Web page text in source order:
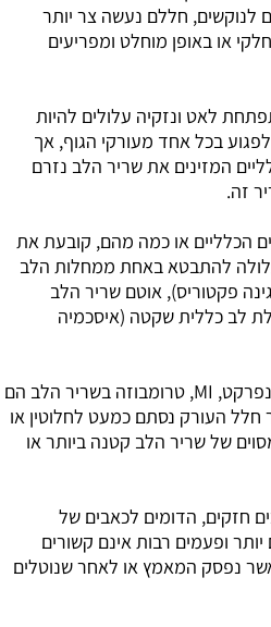
לנוקשים, חללם נעשה צר יותר
או באופן מוחלט ומפריעים
לאט ונזקיה עלולים להיות
בכל אחד מעורקי הגוף, אך
המזינים את שריר הלב נזרם
זה.
הכלליים או כמה מהם, קובעת את
להתבטא באחת ממחלות הלב
פקטוריס), אוטם שריר הלב
לב כללית שקטה (איסכמיה
אוטם שריר הלב, התקף לב, אינפרקט, MI, טרומבוזה בשריר הלב הם
העורק נסתם כמעט לחלוטין או
של שריר הלב קטנה ביותר או
חזקים, הדומים לכאבים של
ופעמים רבות אינם קשורים
נפסק המאמץ או לאחר שנוטלים